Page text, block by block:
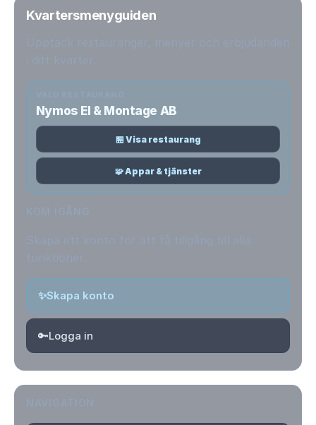
Kvartersmenyguiden
Nymos El & Montage AB
🏪 Visa restaurang
🧩 Appar & tjänster
✨Skapa konto
🔑Logga in